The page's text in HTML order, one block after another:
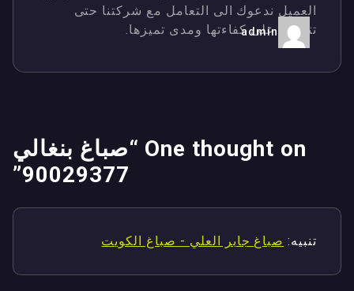
العميل ندعوك الى التعامل مع شركتنا حتى
تتعرف على كفاءتها ومدى تميزها.
admin
One thought on “
صباغ بنغالي
90029377
”
تنبيه:صباغ جابر العلي - صباغ الكويت